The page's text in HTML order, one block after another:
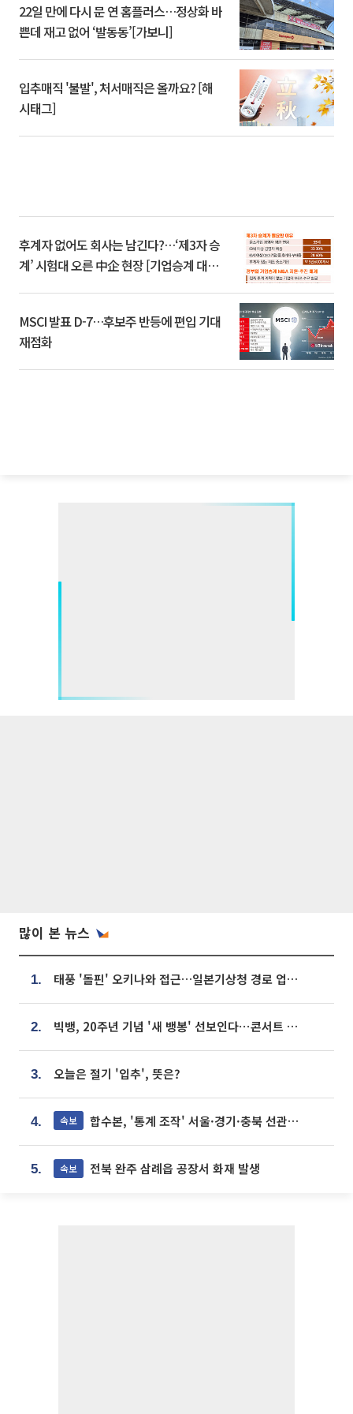
22일 만에 다시 문 연 홈플러스…정상화 바
쁜데 재고 없어 ‘발동동’[가보니]
입추매직 '불발', 처서매직은 올까요? [해
시태그]
후계자 없어도 회사는 남긴다?…‘제3자 승
계’ 시험대 오른 中企 현장 [기업승계 대전
MSCI 발표 D-7…후보주 반등에 편입 기대
재점화
많이 본 뉴스
1. 태풍 '돌핀' 오키나와 접근…일본기상청 경로 업데이트
2. 빅뱅, 20주년 기념 '새 뱅봉' 선보인다⋯콘서트 앞두고 팝업 개최
3. 오늘은 절기 '입추', 뜻은?
4. 속보 합수본, '통계 조작' 서울·경기·충북 선관위 등 추가 압수수색
5. 속보 전북 완주 삼례읍 공장서 화재 발생